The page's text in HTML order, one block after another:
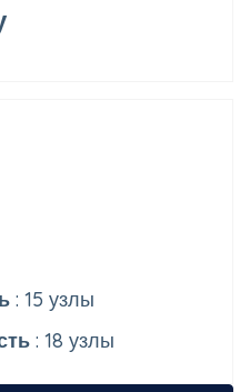
: 15 узлы
: 18 узлы